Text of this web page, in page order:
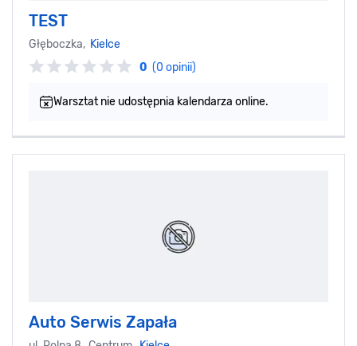
TEST
Głęboczka, Kielce
0 (0 opinii)
Warsztat nie udostępnia kalendarza online.
Auto Serwis Zapała